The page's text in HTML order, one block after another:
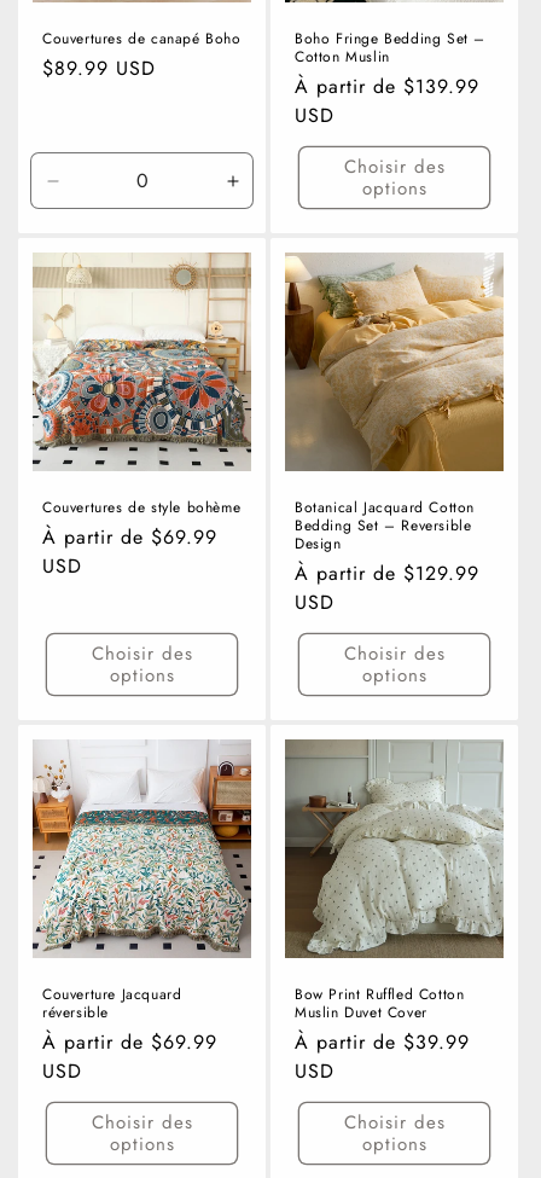
Couvertures de canapé Boho
Prix
$89.99 USD
la
de
M
-
80&quot;
x
90&quot;
Augmenter
la
de
M
-
80&quot;
x
90&quot;
Boho Fringe Bedding Set –
Cotton Muslin
Prix
habituel
À partir de $139.99
USD
Choisir des
options
Couvertures de style bohème
Prix
habituel
À partir de $69.99
USD
Choisir des
options
Botanical Jacquard Cotton
Bedding Set – Reversible
Design
Prix
habituel
À partir de $129.99
USD
Choisir des
options
Couverture Jacquard
réversible
Prix
habituel
À partir de $69.99
USD
Choisir des
options
Bow Print Ruffled Cotton
Muslin Duvet Cover
Prix
habituel
À partir de $39.99
USD
Choisir des
options